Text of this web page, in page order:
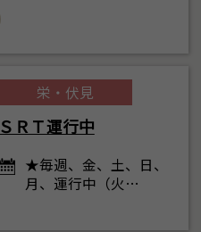
栄・伏見
ＳＲＴ運行中
★毎週、金、土、日、
月、運行中（火…